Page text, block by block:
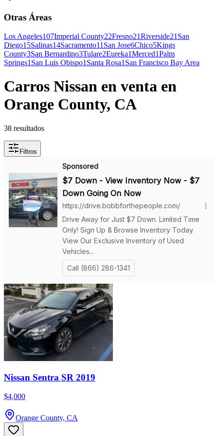
Otras Áreas
Los Angeles107Imperial County22Fresno21Riverside21 San
Diego15Salinas14Sacramento11 San Jose6Chico5Kings
County3San Bernardino3Tulare2Eureka1Merced1Palm
Springs1 San Luis Obispo1 Santa Rosa1 San Francisco Bay Area
Carros Nissan en venta en
Orange County, CA
38 resultados
Filtros
Nissan Sentra SR 2019
$4,000
Orange County, CA